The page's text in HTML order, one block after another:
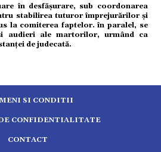
în desfășurare, sub coordonarea
stabilirea tuturor împrejurărilor și
la comiterea faptelor. în paralel, se
audieri ale martorilor, urmând ca
de judecată.
SI CONDITII
CONFIDENTIALITATE
CONTACT